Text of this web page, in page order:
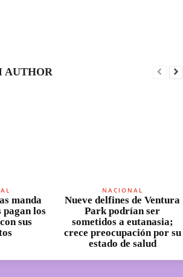
AUTHOR
manda
pagan los
sus
NACIONAL
Nueve delfines de Ventura
Park podrían ser
sometidos a eutanasia;
crece preocupación por su
estado de salud